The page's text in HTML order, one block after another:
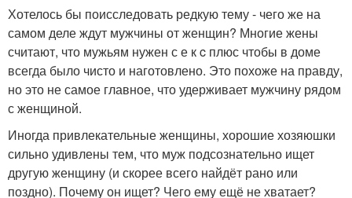
Хотелось бы поисследовать редкую тему - чего же на
самом деле ждут мужчины от женщин? Многие жены
считают, что мужьям нужен с е к c плюс чтобы в доме
всегда было чисто и наготовлено. Это похоже на правду,
но это не самое главное, что удерживает мужчину рядом
с женщиной.
Иногда привлекательные женщины, хорошие хозяюшки
сильно удивлены тем, что муж подсознательно ищет
другую женщину (и скорее всего найдёт рано или
поздно). Почему он ищет? Чего ему ещё не хватает?